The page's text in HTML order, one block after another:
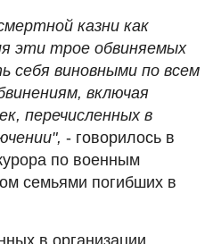
казни как
эти трое обвиняемых
себя виновными по всем
включая
перечисленных в
- говорилось в
по военным
семьями погибших в
в организации